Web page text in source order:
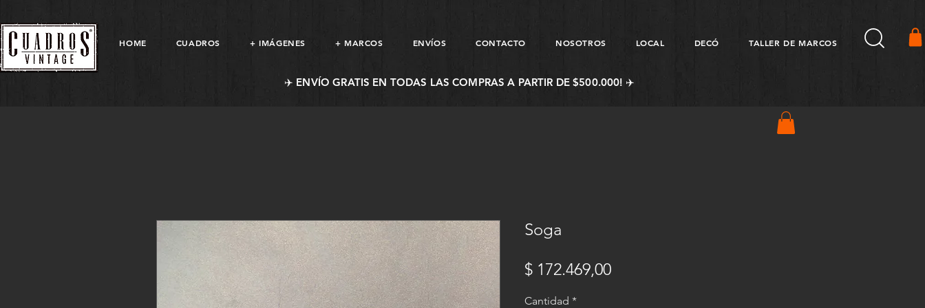
HOME CUADROS + IMÁGENES + MARCOS ENVÍOS CONTACTO NOSOTROS LOCAL DECÓ TALLER DE MARCOS
✈️ ENVÍO GRATIS EN TODAS LAS COMPRAS A PARTIR DE $500.000! ✈️
Soga
$ 172.469,00Precio
Cantidad *